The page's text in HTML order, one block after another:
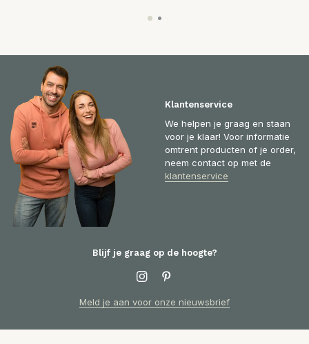
Klantenservice
We helpen je graag en staan
voor je klaar! Voor informatie
omtrent producten of je order,
neem contact op met de
klantenservice
Blijf je graag op de hoogte?
Meld je aan voor onze nieuwsbrief